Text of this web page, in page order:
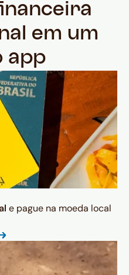
em um
app
e pague na moeda local